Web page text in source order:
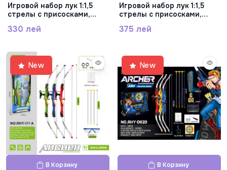
Игровой набор лук 1:1,5
стрелы с присосками,
330 лей
Игровой набор лук 1:1,5
стрелы с присосками,
375 лей
New
В Корзину
New
В Корзину